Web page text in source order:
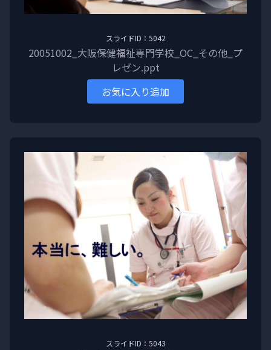
スライドID：5042
20051002_大阪保健福祉専門学校_OC_その他_プ
レゼン.ppt
お気に入り追加
スライドID：5043